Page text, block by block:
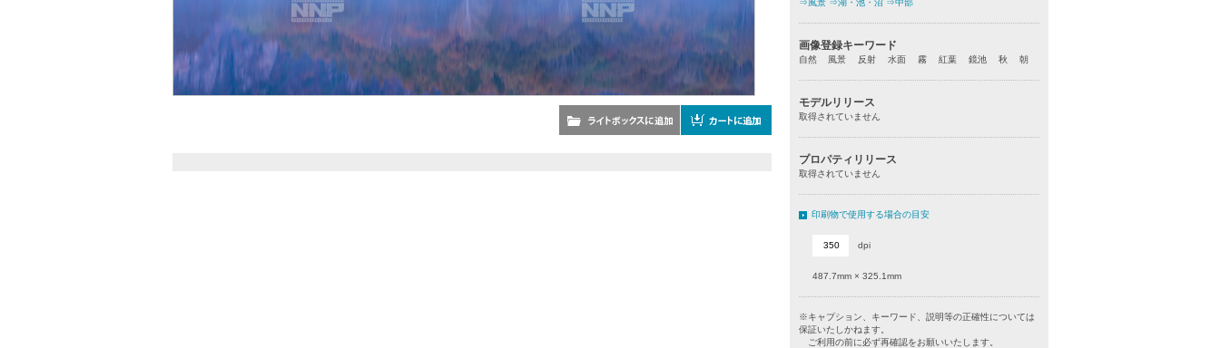
⇒風景 ⇒湖・池・沼 ⇒中部
画像登録キーワード
自然 風景 反射 水面 霧 紅葉 鏡池 秋 朝
モデルリリース
取得されていません
プロパティリリース
取得されていません
印刷物で使用する場合の目安
dpi
487.7mm × 325.1mm
※キャプション、キーワード、説明等の正確性については
保証いたしかねます。
ご利用の前に必ず再確認をお願いいたします。